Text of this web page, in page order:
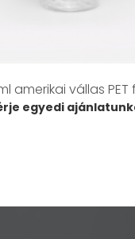
amerikai vállas PET
egyedi